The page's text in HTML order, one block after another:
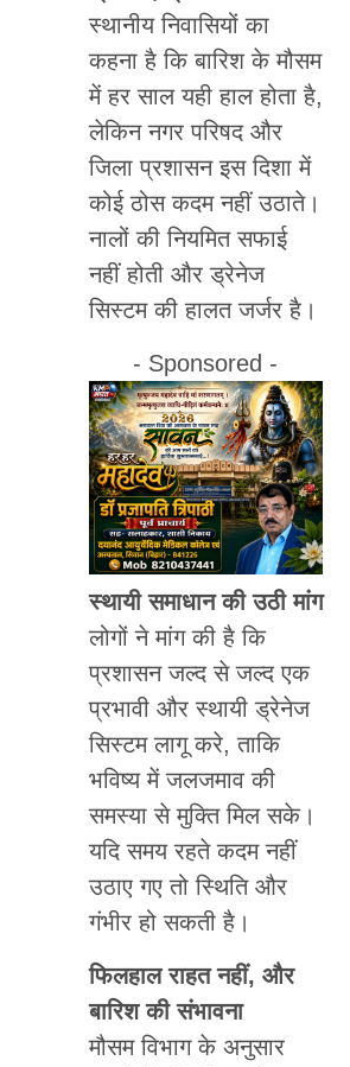
स्थानीय निवासियों का
कहना है कि बारिश के मौसम
में हर साल यही हाल होता है,
लेकिन नगर परिषद और
जिला प्रशासन इस दिशा में
कोई ठोस कदम नहीं उठाते।
नालों की नियमित सफाई
नहीं होती और ड्रेनेज
सिस्टम की हालत जर्जर है।
- Sponsored -
स्थायी समाधान की उठी मांग
लोगों ने मांग की है कि
प्रशासन जल्द से जल्द एक
प्रभावी और स्थायी ड्रेनेज
सिस्टम लागू करे, ताकि
भविष्य में जलजमाव की
समस्या से मुक्ति मिल सके।
यदि समय रहते कदम नहीं
उठाए गए तो स्थिति और
गंभीर हो सकती है।
फिलहाल राहत नहीं, और
बारिश की संभावना
मौसम विभाग के अनुसार